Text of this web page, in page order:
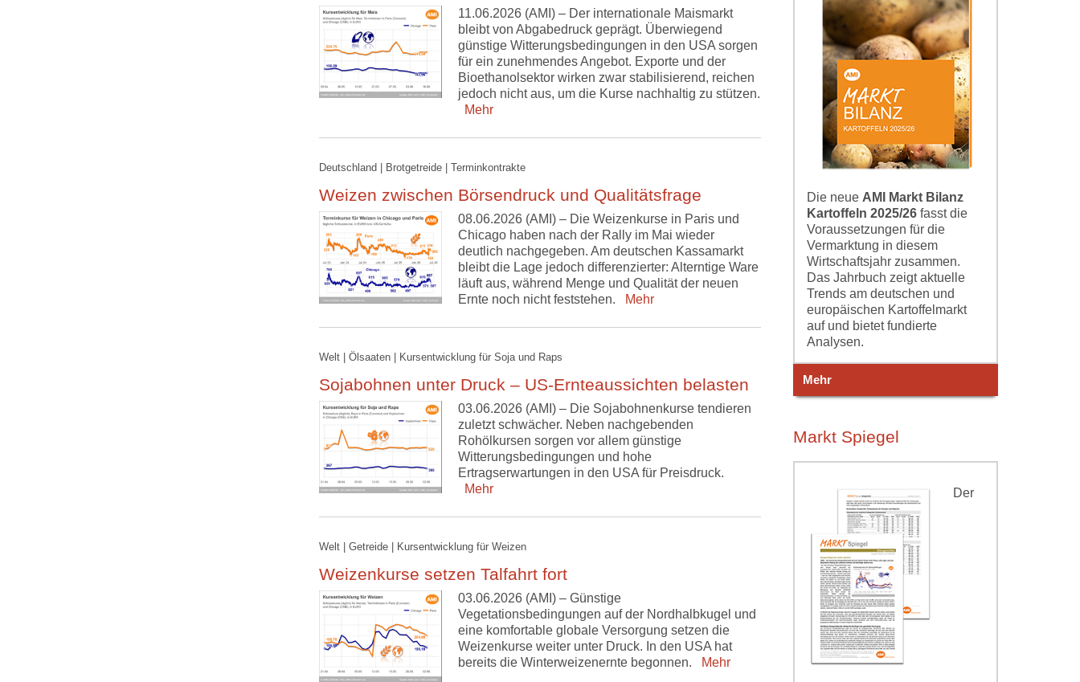
11.06.2026 (AMI) – Der internationale Maismarkt
bleibt von Abgabedruck geprägt. Überwiegend
günstige Witterungsbedingungen in den USA sorgen
für ein zunehmendes Angebot. Exporte und der
Bioethanolsektor wirken zwar stabilisierend, reichen
jedoch nicht aus, um die Kurse nachhaltig zu stützen.
Mehr
Deutschland | Brotgetreide | Terminkontrakte
Weizen zwischen Börsendruck und Qualitätsfrage
08.06.2026 (AMI) – Die Weizenkurse in Paris und
Chicago haben nach der Rally im Mai wieder
deutlich nachgegeben. Am deutschen Kassamarkt
bleibt die Lage jedoch differenzierter: Alterntige Ware
läuft aus, während Menge und Qualität der neuen
Ernte noch nicht feststehen.
Mehr
Welt | Ölsaaten | Kursentwicklung für Soja und Raps
Sojabohnen unter Druck – US-Ernteaussichten belasten
03.06.2026 (AMI) – Die Sojabohnenkurse tendieren
zuletzt schwächer. Neben nachgebenden
Rohölkursen sorgen vor allem günstige
Witterungsbedingungen und hohe
Ertragserwartungen in den USA für Preisdruck.
Mehr
Welt | Getreide | Kursentwicklung für Weizen
Weizenkurse setzen Talfahrt fort
03.06.2026 (AMI) – Günstige
Vegetationsbedingungen auf der Nordhalbkugel und
eine komfortable globale Versorgung setzen die
Weizenkurse weiter unter Druck. In den USA hat
bereits die Winterweizenernte begonnen.
Mehr
Die neue AMI Markt Bilanz
Kartoffeln 2025/26 fasst die
Voraussetzungen für die
Vermarktung in diesem
Wirtschaftsjahr zusammen.
Das Jahrbuch zeigt aktuelle
Trends am deutschen und
europäischen Kartoffelmarkt
auf und bietet fundierte
Analysen.
Mehr
Markt Spiegel
Der